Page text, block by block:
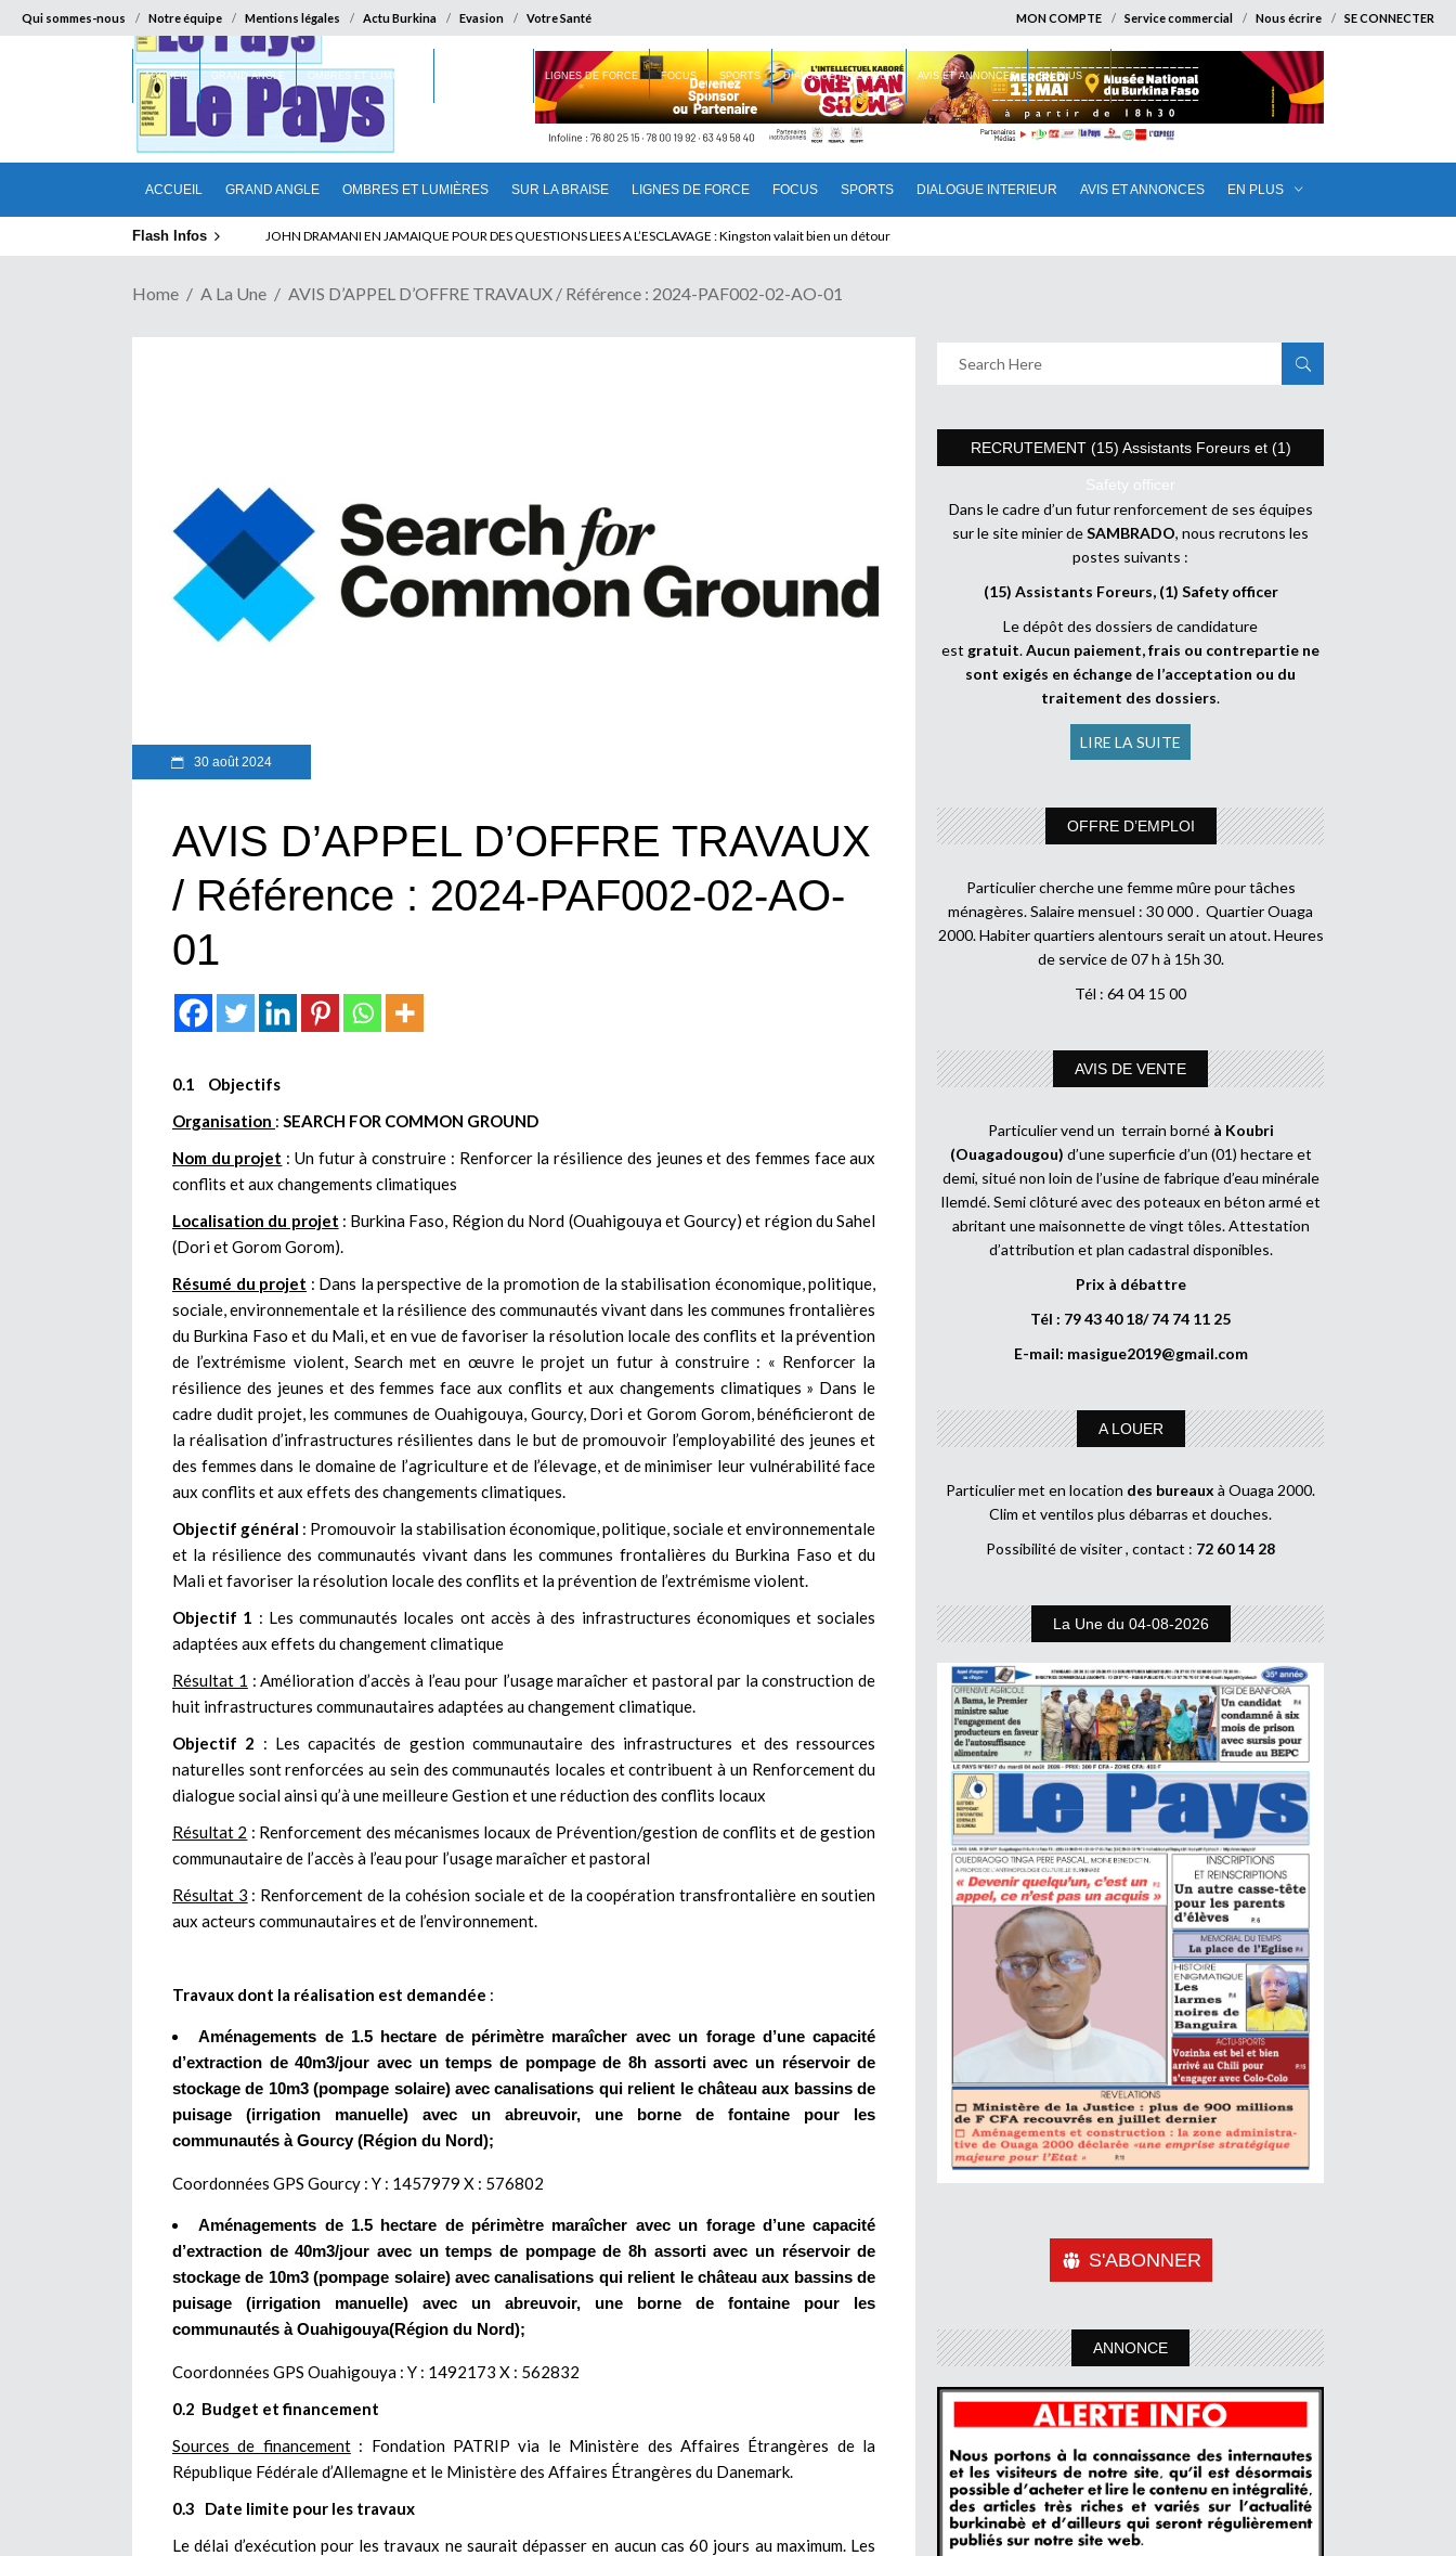
Qui sommes-nous Notre équipe Mentions légales Actu Burkina Evasion Votre Santé MON COMPTE Service commercial Nous écrire SE CONNECTER
ACCUEIL GRAND ANGLE OMBRES ET LUMIÈRES SUR LA BRAISE LIGNES DE FORCE FOCUS SPORTS DIALOGUE INTERIEUR AVIS ET ANNONCES EN PLUS
ACCUEIL GRAND ANGLE OMBRES ET LUMIÈRES LIGNES DE FORCE FOCUS SPORTS DIALOGUE INTERIEUR AVIS ET ANNONCES EN PLUS
Flash Infos JOHN DRAMANI EN JAMAIQUE POUR DES QUESTIONS LIEES A L’ESCLAVAGE : Kingston valait bien un détour
Home A La Une AVIS D’APPEL D’OFFRE TRAVAUX / Référence : 2024-PAF002-02-AO-01
30 août 2024
AVIS D’APPEL D’OFFRE TRAVAUX
/ Référence : 2024-PAF002-02-AO-
01
0.1 Objectifs
Organisation : SEARCH FOR COMMON GROUND
Nom du projet : Un futur à construire : Renforcer la résilience des jeunes et des femmes face aux
conflits et aux changements climatiques
Localisation du projet : Burkina Faso, Région du Nord (Ouahigouya et Gourcy) et région du Sahel
(Dori et Gorom Gorom).
Résumé du projet : Dans la perspective de la promotion de la stabilisation économique, politique,
sociale, environnementale et la résilience des communautés vivant dans les communes frontalières
du Burkina Faso et du Mali, et en vue de favoriser la résolution locale des conflits et la prévention
de l’extrémisme violent, Search met en œuvre le projet un futur à construire : « Renforcer la
résilience des jeunes et des femmes face aux conflits et aux changements climatiques » Dans le
cadre dudit projet, les communes de Ouahigouya, Gourcy, Dori et Gorom Gorom, bénéficieront de
la réalisation d’infrastructures résilientes dans le but de promouvoir l’employabilité des jeunes et
des femmes dans le domaine de l’agriculture et de l’élevage, et de minimiser leur vulnérabilité face
aux conflits et aux effets des changements climatiques.
Objectif général : Promouvoir la stabilisation économique, politique, sociale et environnementale
et la résilience des communautés vivant dans les communes frontalières du Burkina Faso et du
Mali et favoriser la résolution locale des conflits et la prévention de l’extrémisme violent.
Objectif 1 : Les communautés locales ont accès à des infrastructures économiques et sociales
adaptées aux effets du changement climatique
Résultat 1 : Amélioration d’accès à l’eau pour l’usage maraîcher et pastoral par la construction de
huit infrastructures communautaires adaptées au changement climatique.
Objectif 2 : Les capacités de gestion communautaire des infrastructures et des ressources
naturelles sont renforcées au sein des communautés locales et contribuent à un Renforcement du
dialogue social ainsi qu’à une meilleure Gestion et une réduction des conflits locaux
Résultat 2 : Renforcement des mécanismes locaux de Prévention/gestion de conflits et de gestion
communautaire de l’accès à l’eau pour l’usage maraîcher et pastoral
Résultat 3 : Renforcement de la cohésion sociale et de la coopération transfrontalière en soutien
aux acteurs communautaires et de l’environnement.
Travaux dont la réalisation est demandée :
Aménagements de 1.5 hectare de périmètre maraîcher avec un forage d’une capacité
d’extraction de 40m3/jour avec un temps de pompage de 8h assorti avec un réservoir de
stockage de 10m3 (pompage solaire) avec canalisations qui relient le château aux bassins de
puisage (irrigation manuelle) avec un abreuvoir, une borne de fontaine pour les
communautés à Gourcy (Région du Nord);
Coordonnées GPS Gourcy : Y : 1457979 X : 576802
Aménagements de 1.5 hectare de périmètre maraîcher avec un forage d’une capacité
d’extraction de 40m3/jour avec un temps de pompage de 8h assorti avec un réservoir de
stockage de 10m3 (pompage solaire) avec canalisations qui relient le château aux bassins de
puisage (irrigation manuelle) avec un abreuvoir, une borne de fontaine pour les
communautés à Ouahigouya(Région du Nord);
Coordonnées GPS Ouahigouya : Y : 1492173 X : 562832
0.2 Budget et financement
Sources de financement: Fondation PATRIP via le Ministère des Affaires Étrangères de la
République Fédérale d’Allemagne et le Ministère des Affaires Étrangères du Danemark.
0.3 Date limite pour les travaux
Le délai d’exécution pour les travaux ne saurait dépasser en aucun cas 60 jours au maximum. Les
RECRUTEMENT (15) Assistants Foreurs et (1)
Safety officer
Dans le cadre d’un futur renforcement de ses équipes
sur le site minier deSAMBRADO, nous recrutons les
postes suivants :
(15) Assistants Foreurs, (1) Safety officer
Le dépôt des dossiers de candidature
est gratuit.Aucun paiement, frais ou contrepartie ne
sont exigés en échange de l’acceptation ou du
traitement des dossiers.
LIRE LA SUITE
OFFRE D’EMPLOI
Particulier cherche une femme mûre pour tâches
ménagères. Salaire mensuel : 30 000 . Quartier Ouaga
2000. Habiter quartiers alentours serait un atout. Heures
de service de 07 h à 15h 30.
Tél : 64 04 15 00
AVIS DE VENTE
Particulier vend un terrain borné à Koubri
(Ouagadougou) d’une superficie d’un (01) hectare et
demi, situé non loin de l’usine de fabrique d’eau minérale
Ilemdé. Semi clôturé avec des poteaux en béton armé et
abritant une maisonnette de vingt tôles. Attestation
d’attribution et plan cadastral disponibles.
Prix à débattre
Tél : 79 43 40 18/ 74 74 11 25
E-mail: masigue2019@gmail.com
A LOUER
Particulier met en location des bureaux à Ouaga 2000.
Clim et ventilos plus débarras et douches.
Possibilité de visiter , contact : 72 60 14 28
La Une du 04-08-2026
S'ABONNER
ANNONCE